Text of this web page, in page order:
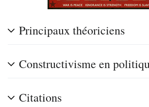
Principaux théoriciens
Constructivisme en
Citations